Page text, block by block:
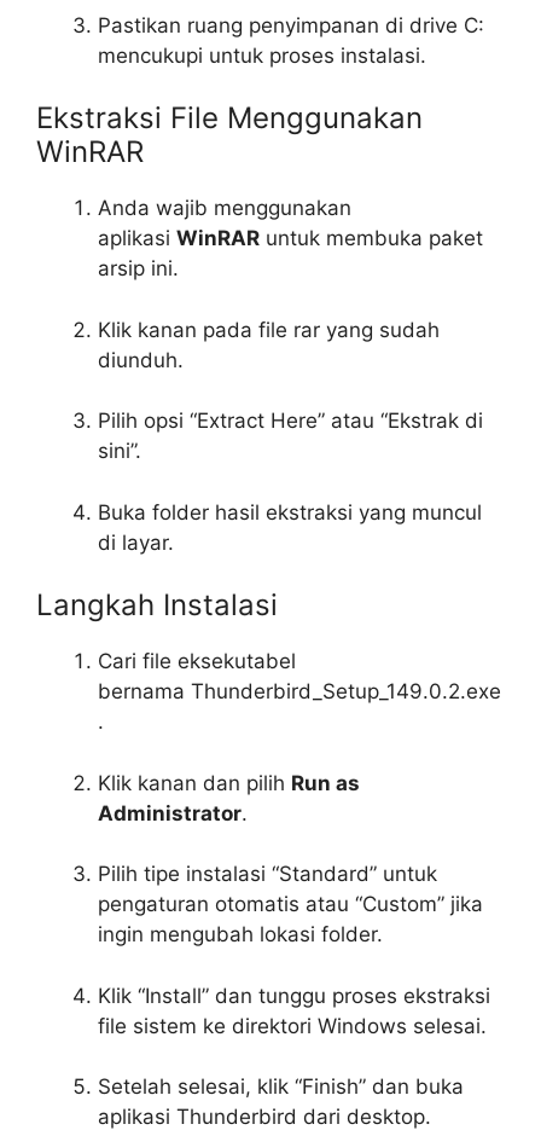
Pastikan ruang penyimpanan di drive C:
mencukupi untuk proses instalasi.
Ekstraksi File Menggunakan
WinRAR
Anda wajib menggunakan
aplikasi WinRAR untuk membuka paket
arsip ini.
Klik kanan pada file rar yang sudah
diunduh.
Pilih opsi “Extract Here” atau “Ekstrak di
sini”.
Buka folder hasil ekstraksi yang muncul
di layar.
Langkah Instalasi
Cari file eksekutabel
bernama Thunderbird_Setup_149.0.2.exe
.
Klik kanan dan pilih Run as
Administrator.
Pilih tipe instalasi “Standard” untuk
pengaturan otomatis atau “Custom” jika
ingin mengubah lokasi folder.
Klik “Install” dan tunggu proses ekstraksi
file sistem ke direktori Windows selesai.
Setelah selesai, klik “Finish” dan buka
aplikasi Thunderbird dari desktop.